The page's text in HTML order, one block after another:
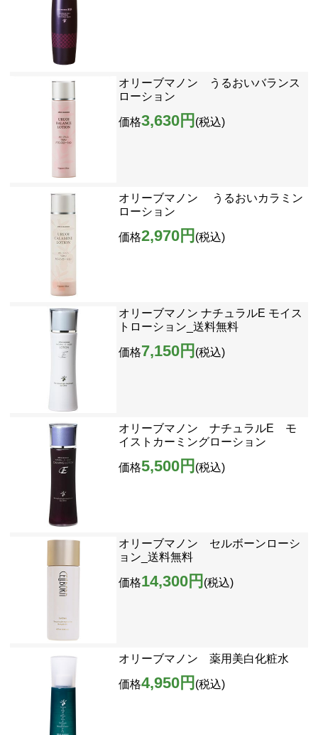
オリーブマノン うるおいバランス
ローション
価格3,630円 (税込)
オリーブマノン うるおいカラミン
ローション
価格2,970円 (税込)
オリーブマノン ナチュラルE モイス
トローション_送料無料
価格7,150円 (税込)
オリーブマノン ナチュラルE モ
イストカーミングローション
価格5,500円 (税込)
オリーブマノン セルボーンローシ
ョン_送料無料
価格14,300円 (税込)
オリーブマノン 薬用美白化粧水
価格4,950円 (税込)